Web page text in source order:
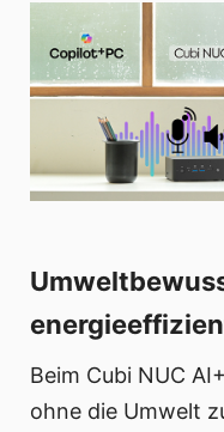
Beim Cubi NUC
ohne die Umwelt